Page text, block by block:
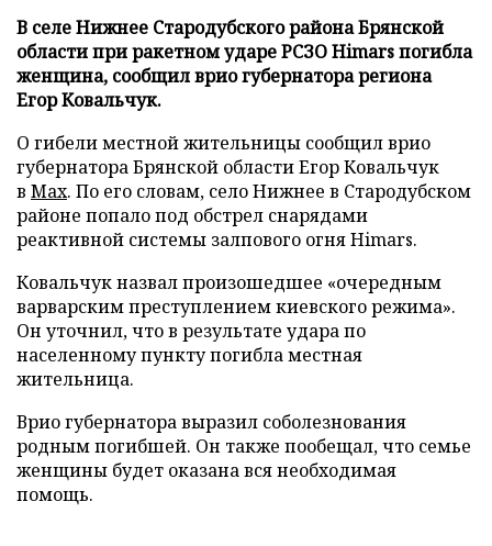
В селе Нижнее Стародубского района Брянской
области при ракетном ударе РСЗО Himars погибла
женщина, сообщил врио губернатора региона
Егор Ковальчук.
О гибели местной жительницы сообщил врио
губернатора Брянской области Егор Ковальчук
в Max. По его словам, село Нижнее в Стародубском
районе попало под обстрел снарядами
реактивной системы залпового огня Himars.
Ковальчук назвал произошедшее «очередным
варварским преступлением киевского режима».
Он уточнил, что в результате удара по
населенному пункту погибла местная
жительница.
Врио губернатора выразил соболезнования
родным погибшей. Он также пообещал, что семье
женщины будет оказана вся необходимая
помощь.